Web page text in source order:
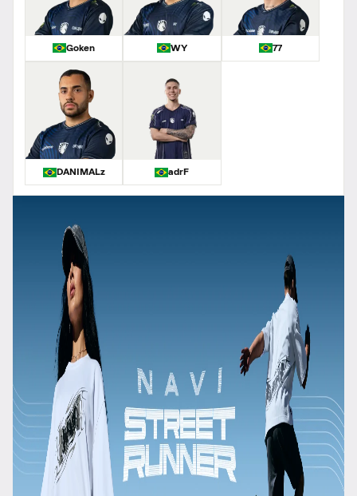
Goken WY 77
DANIMALz adrF